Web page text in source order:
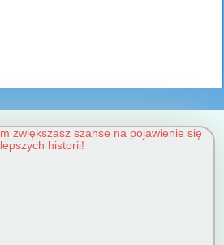
zwiększasz szanse na pojawienie się
lepszych historii!